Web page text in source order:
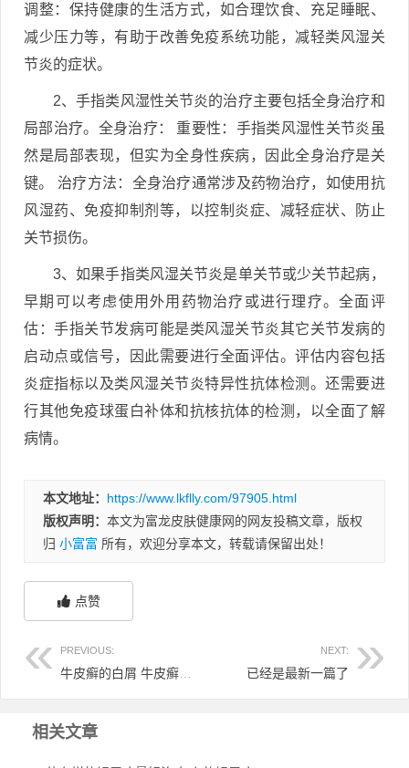
调整：保持健康的生活方式，如合理饮食、充足睡眠、
减少压力等，有助于改善免疫系统功能，减轻类风湿关
节炎的症状。
2、手指类风湿性关节炎的治疗主要包括全身治疗和
局部治疗。全身治疗： 重要性：手指类风湿性关节炎虽
然是局部表现，但实为全身性疾病，因此全身治疗是关
键。 治疗方法：全身治疗通常涉及药物治疗，如使用抗
风湿药、免疫抑制剂等，以控制炎症、减轻症状、防止
关节损伤。
3、如果手指类风湿关节炎是单关节或少关节起病，
早期可以考虑使用外用药物治疗或进行理疗。全面评
估：手指关节发病可能是类风湿关节炎其它关节发病的
启动点或信号，因此需要进行全面评估。评估内容包括
炎症指标以及类风湿关节炎特异性抗体检测。还需要进
行其他免疫球蛋白补体和抗核抗体的检测，以全面了解
病情。
本文地址： https://www.lkflly.com/97905.html
版权声明： 本文为富龙皮肤健康网的网友投稿文章，版权
归 小富富 所有，欢迎分享本文，转载请保留出处！
点赞
PREVIOUS: NEXT:
已经是最新一篇了
相关文章